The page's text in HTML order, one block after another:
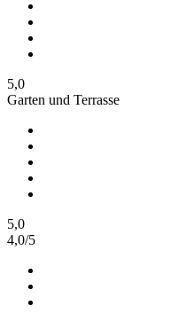
5,0
Garten und Terrasse
5,0
4,0/5